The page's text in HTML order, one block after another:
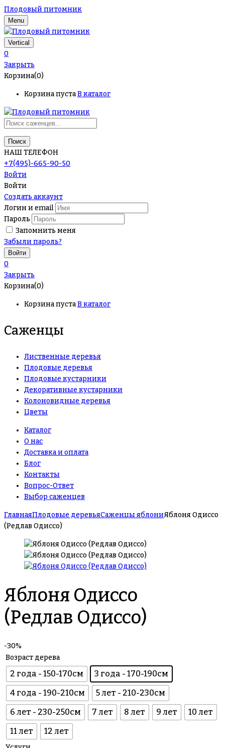
Плодовый питомник
Menu
Vertical
0
Закрыть
Корзина(0)
Корзина пустаВ каталог
Поиск
НАШ ТЕЛЕФОН
+7(495)-665-90-50
Войти
Войти
Создать аккаунт
Логин и email
Пароль
Запомнить меня
Забыли пароль?
0
Закрыть
Корзина(0)
Корзина пустаВ каталог
Саженцы
Лиственные деревья
Плодовые деревья
Плодовые кустарники
Декоративные кустарники
Колоновидные деревья
Цветы
Каталог
О нас
Доставка и оплата
Блог
Контакты
Вопрос-Ответ
Выбор саженцев
ГлавнаяПлодовые деревьяСаженцы яблониЯблоня Одиссо
(Редлав Одиссо)
Яблоня Одиссо
(Редлав Одиссо)
-30%
Возраст дерева
2 года - 150-170см
3 года - 170-190см
4 года - 190-210см
5 лет - 210-230см
6 лет - 230-250см
7 лет 8 лет 9 лет
10 лет
11 лет
12 лет